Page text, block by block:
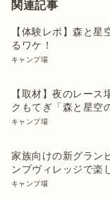
関連記事
【体験レポ】森と
るワケ！
キャンプ場
【取材】夜のレー
クもてぎ「森と星空
キャンプ場
家族向けの新グラン
ンプヴィレッジで楽
キャンプ場